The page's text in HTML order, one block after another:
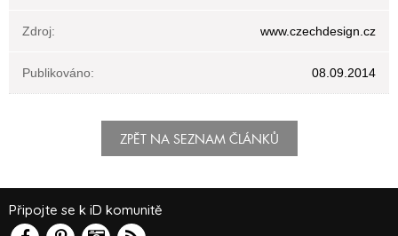
Zdroj: www.czechdesign.cz
Publikováno: 08.09.2014
ZPĚT NA SEZNAM ČLÁNKŮ
Připojte se k iD komunitě